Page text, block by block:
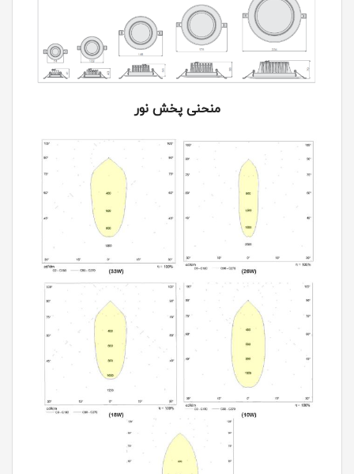
منحنی پخش نور